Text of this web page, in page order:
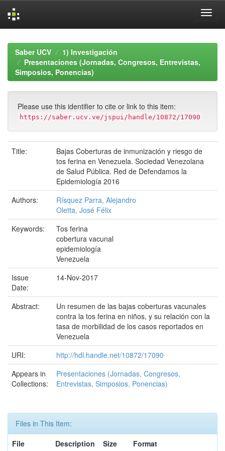
navigationSaber UCV
1) Investigación
Presentaciones (Jornadas, Congresos, Entrevistas,
Simposios, Ponencias)
Please use this identifier to cite or link to this item:
https://saber.ucv.ve/jspui/handle/10872/17090
Title:
Bajas Coberturas de inmunización y riesgo de
tos ferina en Venezuela. Sociedad Venezolana
de Salud Pública. Red de Defendamos la
Epidemiología 2016
Authors:
Rísquez Parra, Alejandro
Oletta, José Félix
Keywords:
Tos ferina
cobertura vacunal
epidemiología
Venezuela
Issue
Date:
14-Nov-2017
Abstract:
Un resumen de las bajas coberturas vacunales
contra la tos ferina en niños, y su relación con la
tasa de morbilidad de los casos reportados en
Venezuela
URI:
http://hdl.handle.net/10872/17090
Appears in
Collections:
Presentaciones (Jornadas, Congresos,
Entrevistas, Simposios, Ponencias)
Files in This Item:
File
Description Size Format